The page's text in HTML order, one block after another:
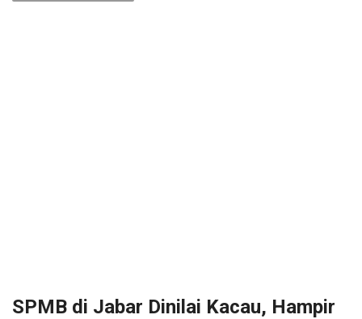
SPMB di Jabar Dinilai Kacau, Hampir